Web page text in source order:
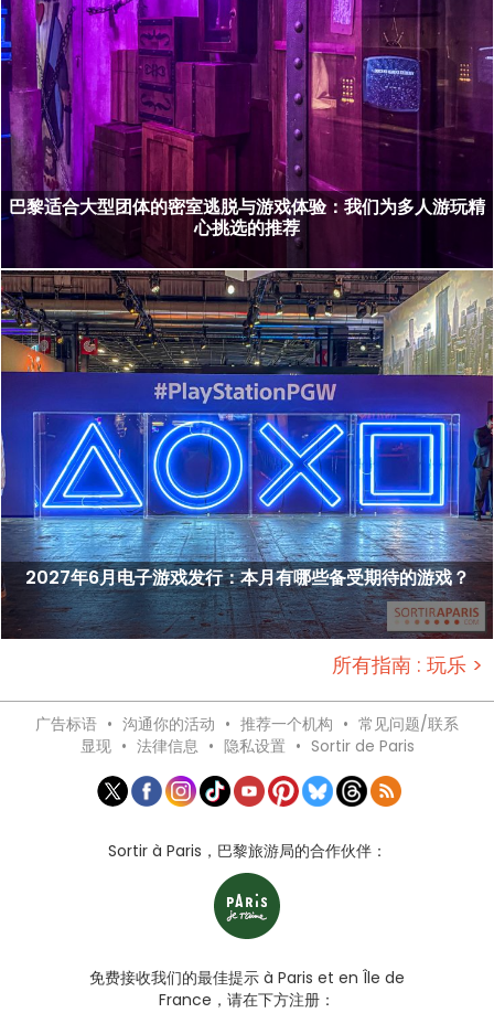
巴黎适合大型团体的密室逃脱与游戏体验：我们为多人游玩精
心挑选的推荐
2027年6月电子游戏发行：本月有哪些备受期待的游戏？
所有指南 : 玩乐 >
广告标语 • 沟通你的活动 • 推荐一个机构 • 常见问题/联系
显现 • 法律信息 • 隐私设置 • Sortir de Paris
Sortir à Paris，巴黎旅游局的合作伙伴：
免费接收我们的最佳提示 à Paris et en Île de
France，请在下方注册：